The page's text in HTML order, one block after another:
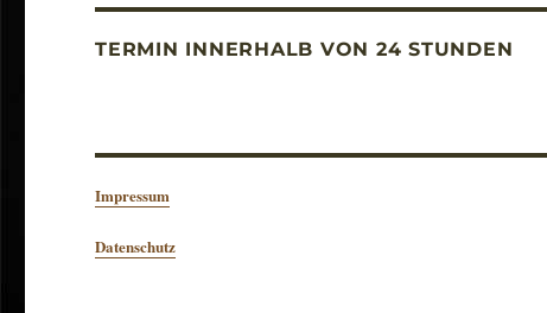
TERMIN INNERHALB VON 24 STUNDEN
Impressum
Datenschutz